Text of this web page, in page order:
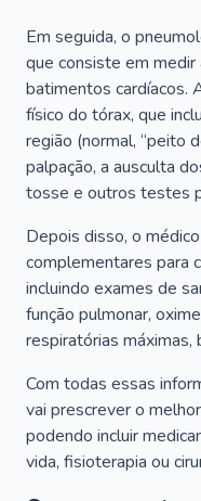
Em seguida, o
que consiste em
batimentos cardíacos.
físico do tórax, que
região (normal, “peito
palpação, a ausculta
tosse e outros testes
Depois disso, o
complementares para
incluindo exames de
função pulmonar,
respiratórias máximas,
Com todas essas
vai prescrever o
podendo incluir
vida, fisioterapia ou